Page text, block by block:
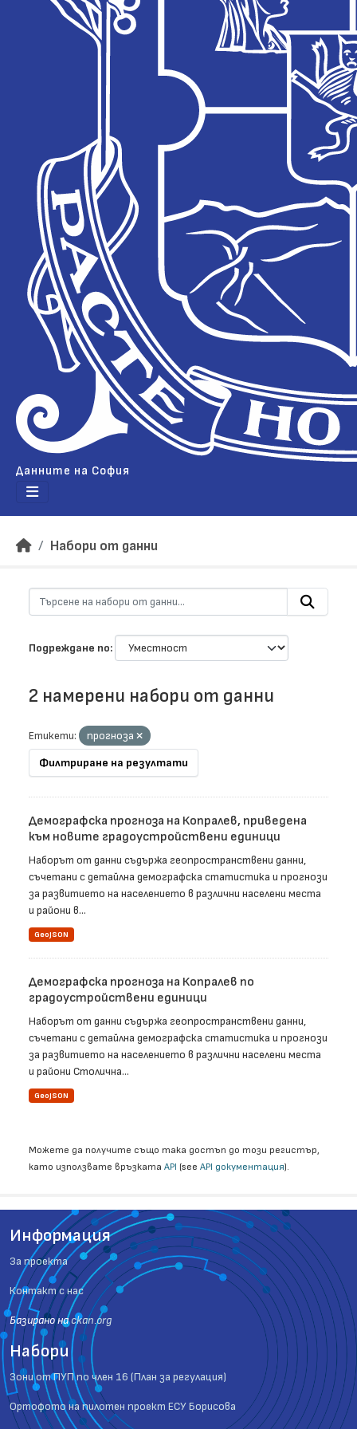
Данните на София
Набори от данни
Подреждане по
2 намерени набори от данни
Етикети:
прогноза
Филтриране на резултати
Демографска прогноза на Копралев, приведена
към новите градоустройствени единици
Наборът от данни съдържа геопространствени данни,
съчетани с детайлна демографска статистика и прогнози
за развитието на населението в различни населени места
и райони в...
GeoJSON
Демографска прогноза на Копралев по
градоустройствени единици
Наборът от данни съдържа геопространствени данни,
съчетани с детайлна демографска статистика и прогнози
за развитието на населението в различни населени места
и райони Столична...
GeoJSON
Можете да получите също така достъп до този регистър,
като използвате връзката API (see API документация).
Информация
За проекта
Контакт с нас
Базиранo наckan.org
Набори
Зони от ПУП по член 16 (План за регулация)
Ортофото на пилотен проект ЕСУ Борисова